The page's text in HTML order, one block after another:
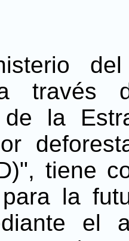
a través
de la
tiene
la
el